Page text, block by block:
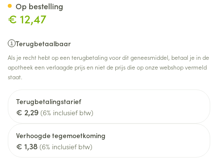
€ 12,47
Terugbetaalbaar
Als je recht hebt op een terugbetaling voor dit geneesmiddel, betaal je in de
apotheek een verlaagde prijs en niet de prijs die op onze webshop vermeld
staat.
Terugbetalingstarief
€ 2,29 (6% inclusief btw)
Verhoogde tegemoetkoming
€ 1,38 (6% inclusief btw)
Op bestelling